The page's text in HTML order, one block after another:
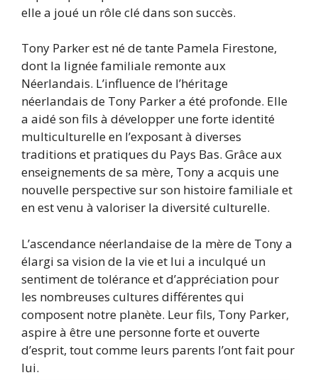
elle a joué un rôle clé dans son succès.
Tony Parker est né de tante Pamela Firestone,
dont la lignée familiale remonte aux
Néerlandais. L’influence de l’héritage
néerlandais de Tony Parker a été profonde. Elle
a aidé son fils à développer une forte identité
multiculturelle en l’exposant à diverses
traditions et pratiques du Pays Bas. Grâce aux
enseignements de sa mère, Tony a acquis une
nouvelle perspective sur son histoire familiale et
en est venu à valoriser la diversité culturelle.
L’ascendance néerlandaise de la mère de Tony a
élargi sa vision de la vie et lui a inculqué un
sentiment de tolérance et d’appréciation pour
les nombreuses cultures différentes qui
composent notre planète. Leur fils, Tony Parker,
aspire à être une personne forte et ouverte
d’esprit, tout comme leurs parents l’ont fait pour
lui.